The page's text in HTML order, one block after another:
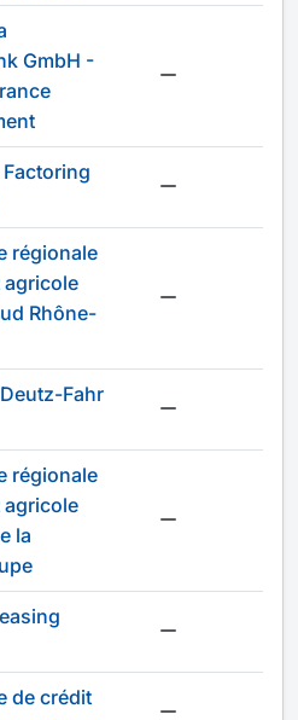
GmbH -
Factoring
régionale
agricole
Rhône-
Fahr
régionale
agricole
la
de crédit